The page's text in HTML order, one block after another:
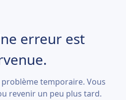
erreur est
temporaire. Vous
revenir un peu plus tard.